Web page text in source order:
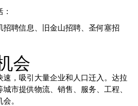
聘信息、旧金山招聘、圣何塞招
会
，吸引大量企业和人口迁入。达拉
市提供物流、销售、服务、工程、
。